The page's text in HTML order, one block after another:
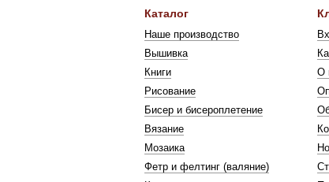
Каталог
Наше производство
Вышивка
Книги
Рисование
Бисер и биcероплетение
Вязание
Мозаика
Фетр и фелтинг (валяние)
О